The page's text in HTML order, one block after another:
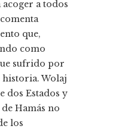
a todos
que,
como
sufrido por
historia. Wolaj
dos Estados y
Hamás no
los